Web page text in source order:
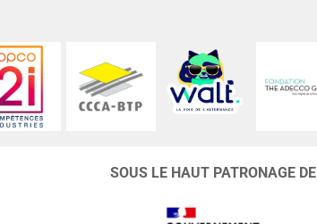
SOUS LE HAUT PATRONAGE DE